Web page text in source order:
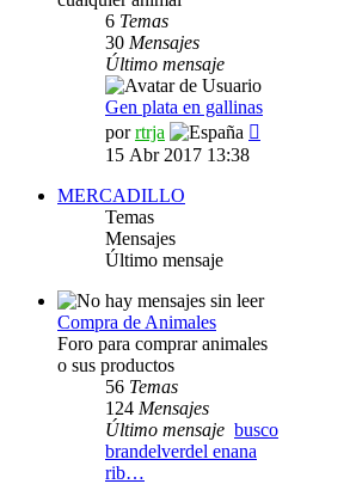
6 Temas
30 Mensajes
Último mensaje
Gen plata en gallinas
porrtrja
15 Abr 2017 13:38
MERCADILLO
Temas
Mensajes
Último mensaje
Compra de Animales
Foro para comprar animales
o sus productos
56 Temas
124 Mensajes
Último mensaje busco
brandelverdel enana
rib…